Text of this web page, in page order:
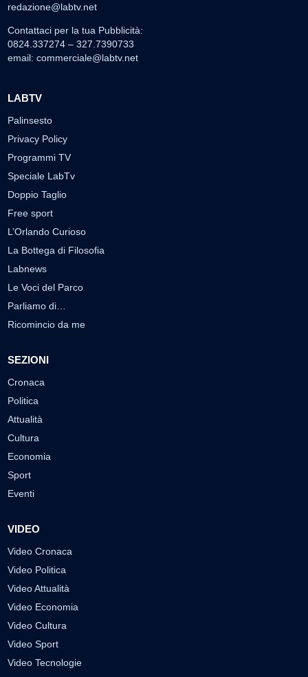
redazione@labtv.net
Contattaci per la tua Pubblicità:
0824.337274 – 327.7390733
email: commerciale@labtv.net
LABTV
Palinsesto
Privacy Policy
Programmi TV
Speciale LabTv
Doppio Taglio
Free sport
L’Orlando Curioso
La Bottega di Filosofia
Labnews
Le Voci del Parco
Parliamo di…
Ricomincio da me
SEZIONI
Cronaca
Politica
Attualità
Cultura
Economia
Sport
Eventi
VIDEO
Video Cronaca
Video Politica
Video Attualità
Video Economia
Video Cultura
Video Sport
Video Tecnologie